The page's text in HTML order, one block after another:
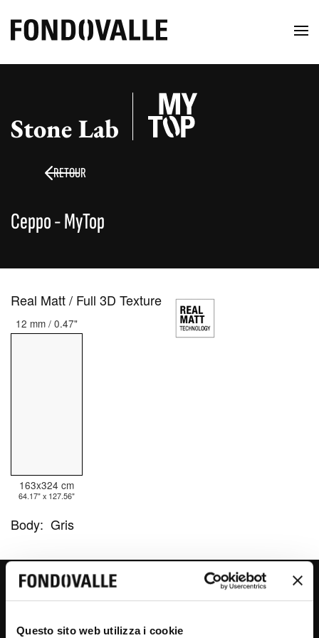
Questo sito web utilizza i cookie
RETOUR
Stone Lab
Ceppo - MyTop
Real Matt / Full 3D Texture
12 mm / 0.47"
163x324 cm
64.17" x 127.56"
Body: Gris
CEPPO